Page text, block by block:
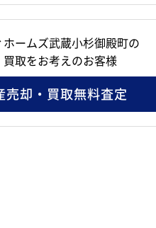
ームズ武蔵小杉御殿町の
取をお考えのお客様
売却・買取無料査定